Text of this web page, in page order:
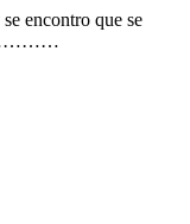
encontro que se
…………